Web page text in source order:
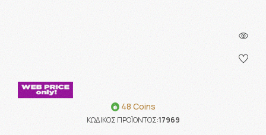
48 Coins
ΚΩΔΙΚΟΣ ΠΡΟΪΟΝΤΟΣ:17969